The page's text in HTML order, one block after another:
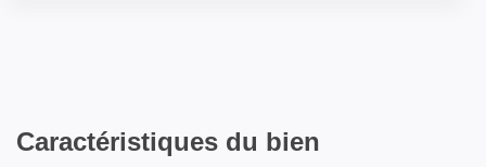
Caractéristiques du bien